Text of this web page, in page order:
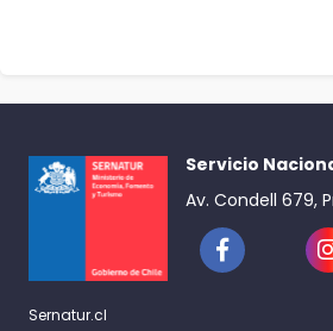
Servicio
Av. Condell 679,
Sernatur.cl